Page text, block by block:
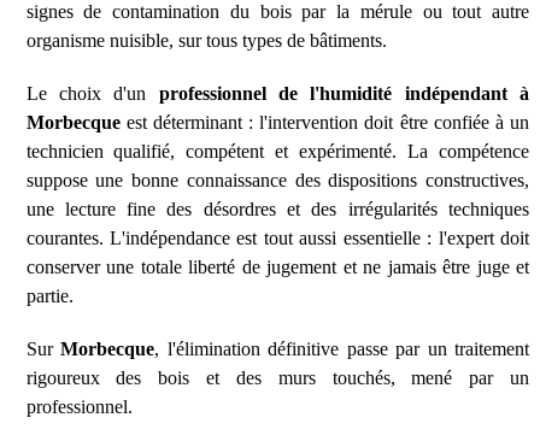
signes de contamination du bois par la mérule ou tout autre
organisme nuisible, sur tous types de bâtiments.
Le choix d'un professionnel de l'humidité indépendant à
Morbecqueest déterminant : l'intervention doit être confiée à un
technicien qualifié, compétent et expérimenté. La compétence
suppose une bonne connaissance des dispositions constructives,
une lecture fine des désordres et des irrégularités techniques
courantes. L'indépendance est tout aussi essentielle : l'expert doit
conserver une totale liberté de jugement et ne jamais être juge et
partie.
SurMorbecque, l'élimination définitive passe par un traitement
rigoureux des bois et des murs touchés, mené par un
professionnel.